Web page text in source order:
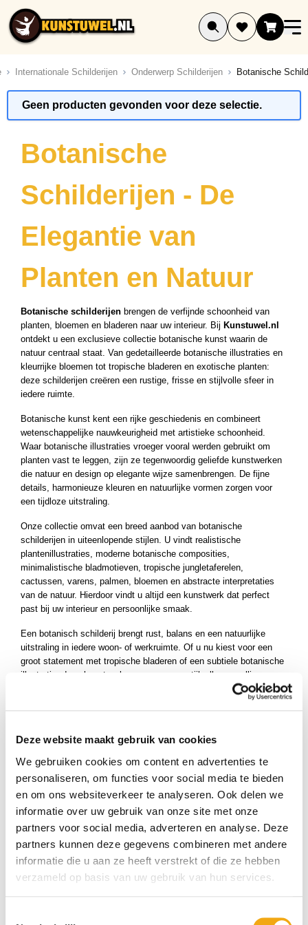
Deze website maakt gebruik van cookies
We gebruiken cookies om content en advertenties te
personaliseren, om functies voor social media te bieden
en om ons websiteverkeer te analyseren. Ook delen we
informatie over uw gebruik van onze site met onze
partners voor social media, adverteren en analyse. Deze
partners kunnen deze gegevens combineren met andere
informatie die u aan ze heeft verstrekt of die ze hebben
verzameld op basis van uw gebruik van hun services.
Ga naar de inhoud
Internationale Schilderijen Onderwerp Schilderijen Botanische
Geen producten gevonden voor deze selectie.
Botanische
Schilderijen - De
Elegantie van
Planten en Natuur
Botanische schilderijen brengen de verfijnde schoonheid van
planten, bloemen en bladeren naar uw interieur. Bij Kunstuwel.nl
ontdekt u een exclusieve collectie botanische kunst waarin de
natuur centraal staat. Van gedetailleerde botanische illustraties en
kleurrijke bloemen tot tropische bladeren en exotische planten:
deze schilderijen creëren een rustige, frisse en stijlvolle sfeer in
iedere ruimte.
Botanische kunst kent een rijke geschiedenis en combineert
wetenschappelijke nauwkeurigheid met artistieke schoonheid.
Waar botanische illustraties vroeger vooral werden gebruikt om
planten vast te leggen, zijn ze tegenwoordig geliefde kunstwerken
die natuur en design op elegante wijze samenbrengen. De fijne
details, harmonieuze kleuren en natuurlijke vormen zorgen voor
een tijdloze uitstraling.
Onze collectie omvat een breed aanbod van botanische
schilderijen in uiteenlopende stijlen. U vindt realistische
plantenillustraties, moderne botanische composities,
minimalistische bladmotieven, tropische jungletaferelen,
cactussen, varens, palmen, bloemen en abstracte interpretaties
van de natuur. Hierdoor vindt u altijd een kunstwerk dat perfect
past bij uw interieur en persoonlijke smaak.
Een botanisch schilderij brengt rust, balans en een natuurlijke
uitstraling in iedere woon- of werkruimte. Of u nu kiest voor een
groot statement met tropische bladeren of een subtiele botanische
illustratie, deze kunstwerken vormen een stijlvolle aanvulling op
moderne, Scandinavische, landelijke en klassieke interieurs.
BijKunstuwel.nlvindt u zorgvuldig geselecteerdeBotanische
Elk kunstwerk is gekozen op kwaliteit, originaliteit en artistieke
ontdek een botanisch schilderij dat uw interieur verrijkt met de
tijdloze schoonheid van de natuur.